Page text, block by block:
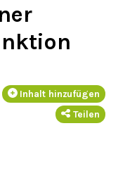
Inhalt hinzufügen
Teilen